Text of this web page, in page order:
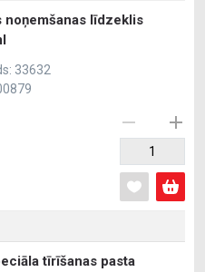
noņemšanas līdzeklis
33632
tīrīšanas pasta